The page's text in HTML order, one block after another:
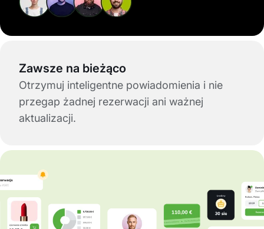
Zawsze na bieżąco
Otrzymuj inteligentne powiadomienia i nie
przegap żadnej rezerwacji ani ważnej
aktualizacji.